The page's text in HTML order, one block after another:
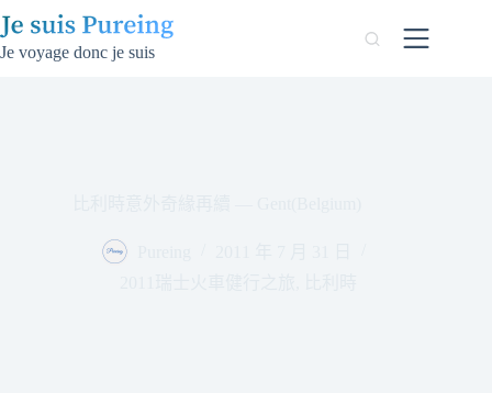
跳
至
Je voyage donc je suis